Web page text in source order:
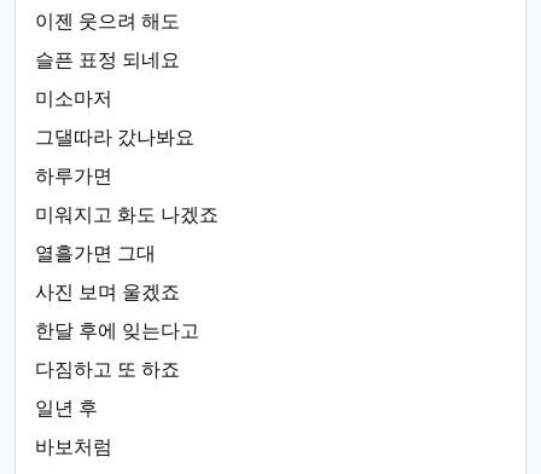
이젠 웃으려 해도
슬픈 표정 되네요
미소마저
그댈따라 갔나봐요
하루가면
미워지고 화도 나겠죠
열흘가면 그대
사진 보며 울겠죠
한달 후에 잊는다고
다짐하고 또 하죠
일년 후
바보처럼